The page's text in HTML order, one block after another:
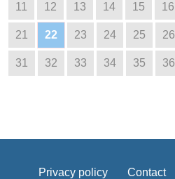
11 12 13 14 15 16
21 22 23 24 25 26
31 32 33 34 35 36
Privacy policy Contact